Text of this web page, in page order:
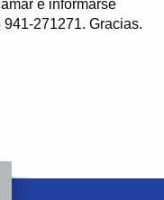
e informarse
271271. Gracias.